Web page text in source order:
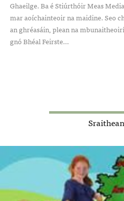
Ghaeilge. Ba é Stiúrthóir Meas
mar aoíchainteoir na maidine. Seo
an ghréasáin, plean na
gnó Bhéal Feirste...